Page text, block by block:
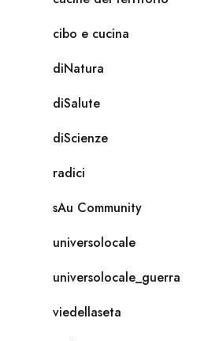
cibo e cucina
diNatura
diSalute
diScienze
radici
sAu Community
universolocale
universolocale_guerra
viedellaseta